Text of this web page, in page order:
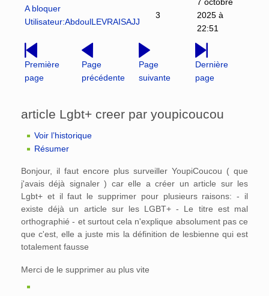
A bloquer
Utilisateur:AbdoulLEVRAISAJJ
3
2025 à
22:51
Première
page
Page
précédente
Page
suivante
Dernière
page
article Lgbt+ creer par youpicoucou
Voir l’historique
Résumer
Bonjour, il faut encore plus surveiller YoupiCoucou ( que
j'avais déjà signaler ) car elle a créer un article sur les
Lgbt+ et il faut le supprimer pour plusieurs raisons: - il
existe déjà un article sur les LGBT+ - Le titre est mal
orthographié - et surtout cela n'explique absolument pas ce
que c'est, elle a juste mis la définition de lesbienne qui est
totalement fausse
Merci de le supprimer au plus vite